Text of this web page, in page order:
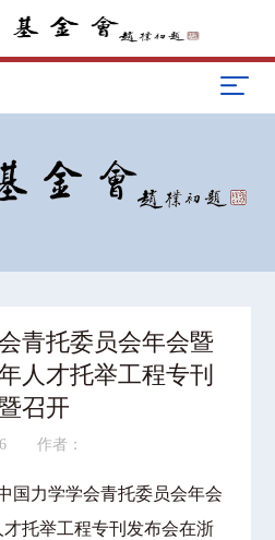
青托委员会年会暨
人才托举工程专刊
召开
作者：
国力学学会青托委员会年会
托举工程专刊发布会在浙